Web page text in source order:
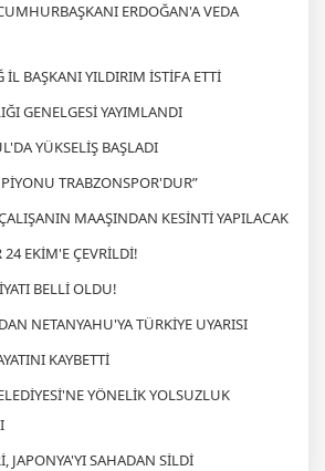
ERDOĞAN'A VEDA
İL BAŞKANI YILDIRIM İSTİFA ETTİ
GENELGESİ YAYIMLANDI
YÜKSELİŞ BAŞLADI
TRABZONSPOR'DUR”
MAAŞINDAN KESİNTİ YAPILACAK
24 EKİM'E ÇEVRİLDİ!
BELLİ OLDU!
NETANYAHU'YA TÜRKİYE UYARISI
KAYBETTİ
YÖNELİK YOLSUZLUK
JAPONYA'YI SAHADAN SİLDİ